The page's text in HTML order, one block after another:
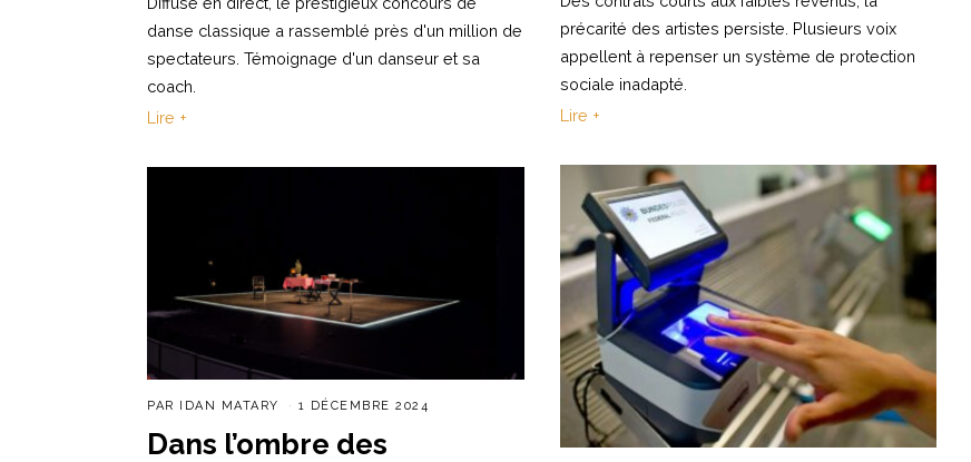
danse classique a rassemblé près d'un million de
spectateurs. Témoignage d'un danseur et sa
coach.
Lire +
précarité des artistes persiste. Plusieurs voix
appellent à repenser un système de protection
sociale inadapté.
Lire +
PAR IDAN MATARY 1 DÉCEMBRE 2024
Dans l’ombre des